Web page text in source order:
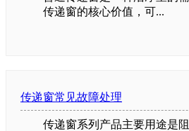
传递窗的核心价值，可...
传递窗常见故障处理
传递窗系列产品主要用途是阻